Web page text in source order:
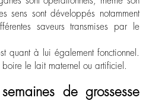
sens sont développés notamment
saveurs transmises par le
quant à lui également fonctionnel.
boire le lait maternel ou artificiel.
de grossesse